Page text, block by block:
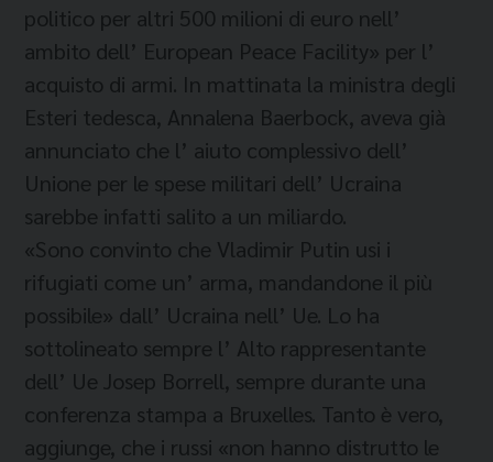
politico per altri 500 milioni di euro nell’
ambito dell’ European Peace Facility» per l’
acquisto di armi. In mattinata la ministra degli
Esteri tedesca, Annalena Baerbock, aveva già
annunciato che l’ aiuto complessivo dell’
Unione per le spese militari dell’ Ucraina
sarebbe infatti salito a un miliardo.
«Sono convinto che Vladimir Putin usi i
rifugiati come un’ arma, mandandone il più
possibile» dall’ Ucraina nell’ Ue. Lo ha
sottolineato sempre l’ Alto rappresentante
dell’ Ue Josep Borrell, sempre durante una
conferenza stampa a Bruxelles. Tanto è vero,
aggiunge, che i russi «non hanno distrutto le